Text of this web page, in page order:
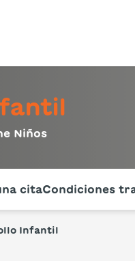
Niños
citaCondiciones
Infantil